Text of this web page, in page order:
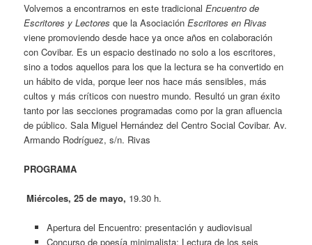
Volvemos a encontrarnos en este tradicional Encuentro de
Escritores y Lectores que la AsociaciónEscritores en Rivas
viene promoviendo desde hace ya once años en colaboración
con Covibar. Es un espacio destinado no solo a los escritores,
sino a todos aquellos para los que la lectura se ha convertido en
un hábito de vida, porque leer nos hace más sensibles, más
cultos y más críticos con nuestro mundo. Resultó un gran éxito
tanto por las secciones programadas como por la gran afluencia
de público. Sala Miguel Hernández del Centro Social Covibar. Av.
Armando Rodríguez, s/n. Rivas
PROGRAMA
Miércoles, 25 de mayo, 19.30 h.
Apertura del Encuentro: presentación y audiovisual
Concurso de poesía minimalista: Lectura de los seis